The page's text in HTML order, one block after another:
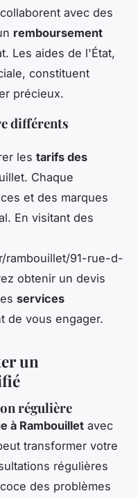
avec des
remboursement
Les aides de l'État,
constituent
précieux.
différents
les tarifs des
Chaque
et des marques
En visitant des
rambouillet/91-rue-d-
obtenir un devis
services
de vous engager.
un
régulière
à Rambouillet avec
transformer votre
régulières
des problèmes